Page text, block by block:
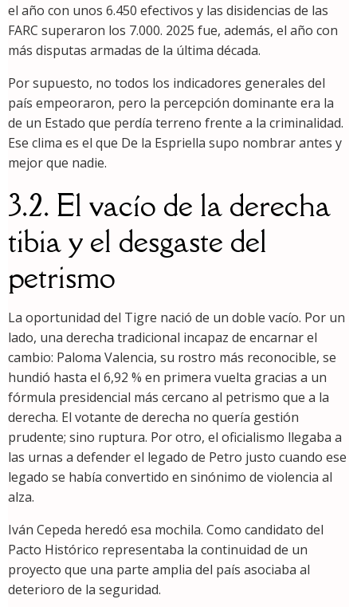
el año con unos 6.450 efectivos y las disidencias de las
FARC superaron los 7.000. 2025 fue, además, el año con
más disputas armadas de la última década.
Por supuesto, no todos los indicadores generales del
país empeoraron, pero la percepción dominante era la
de un Estado que perdía terreno frente a la criminalidad.
Ese clima es el que De la Espriella supo nombrar antes y
mejor que nadie.
3.2. El vacío de la derecha
tibia y el desgaste del
petrismo
La oportunidad del Tigre nació de un doble vacío. Por un
lado, una derecha tradicional incapaz de encarnar el
cambio: Paloma Valencia, su rostro más reconocible, se
hundió hasta el 6,92 % en primera vuelta gracias a un
fórmula presidencial más cercano al petrismo que a la
derecha. El votante de derecha no quería gestión
prudente; sino ruptura. Por otro, el oficialismo llegaba a
las urnas a defender el legado de Petro justo cuando ese
legado se había convertido en sinónimo de violencia al
alza.
Iván Cepeda heredó esa mochila. Como candidato del
Pacto Histórico representaba la continuidad de un
proyecto que una parte amplia del país asociaba al
deterioro de la seguridad.